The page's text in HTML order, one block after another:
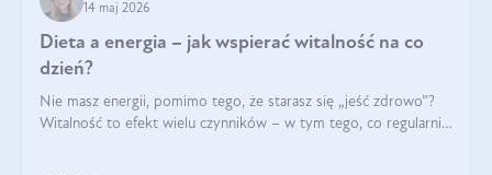
14 maj 2026
Dieta a energia – jak wspierać witalność na co
dzień?
Nie masz energii, pomimo tego, że starasz się „jeść zdrowo”?
Witalność to efekt wielu czynników – w tym tego, co regularnie